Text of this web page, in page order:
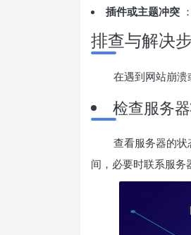
插件或主题冲突
排查与解决
在遇到网站崩溃
检查服务
查看服务器的
间，必要时联系服务